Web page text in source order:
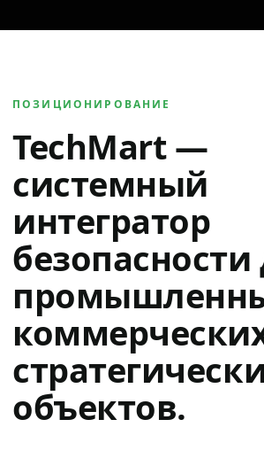
ПОЗИЦИОНИРОВАНИЕ
TechMart —
системный
интегратор
безопасности
объектов.